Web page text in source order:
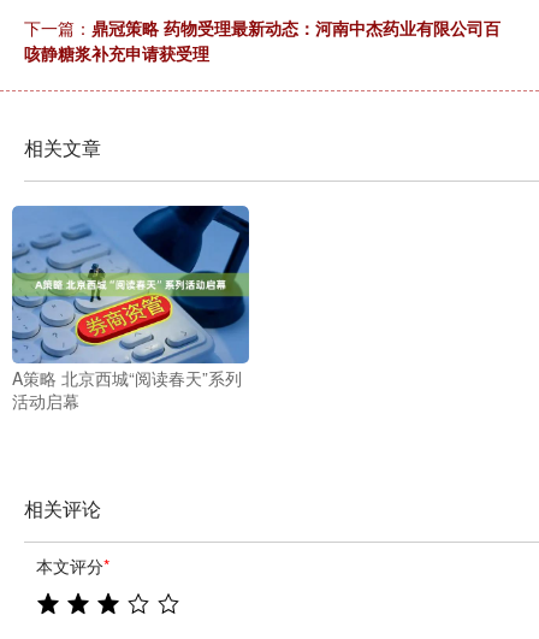
下一篇： 鼎冠策略 药物受理最新动态：河南中杰药业有限公司百
咳静糖浆补充申请获受理
相关文章
A策略 北京西城“阅读春天”系列
活动启幕
相关评论
本文评分*